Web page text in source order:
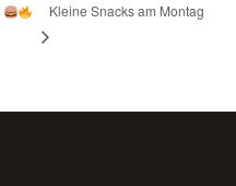
Kleine Snacks am Montag